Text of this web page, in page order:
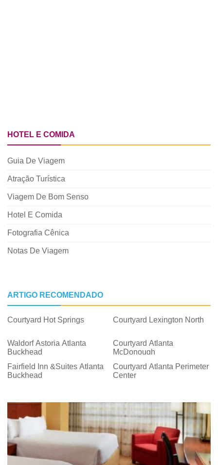
HOTEL E COMIDA
Guia De Viagem
Atração Turística
Viagem De Bom Senso
Hotel E Comida
Fotografia Cênica
Notas De Viagem
ARTIGO RECOMENDADO
Courtyard Hot Springs Courtyard Lexington North
Waldorf Astoria Atlanta
Buckhead
Courtyard Atlanta
McDonough
Fairfield Inn &Suites Atlanta
Buckhead
Courtyard Atlanta Perimeter
Center